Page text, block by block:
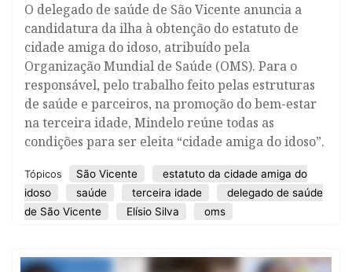
O delegado de saúde de São Vicente anuncia a
candidatura da ilha à obtenção do estatuto de
cidade amiga do idoso, atribuído pela
Organização Mundial de Saúde (OMS). Para o
responsável, pelo trabalho feito pelas estruturas
de saúde e parceiros, na promoção do bem-estar
na terceira idade, Mindelo reúne todas as
condições para ser eleita “cidade amiga do idoso”.
Tópicos São Vicente
estatuto da cidade amiga do
idoso
saúde terceira idade
delegado de saúde
de São Vicente
Elísio Silva oms